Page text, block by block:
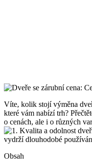
Víte, kolik stojí výměna
které vám nabízí trh?
o cenách, ale i o různých
Obsah